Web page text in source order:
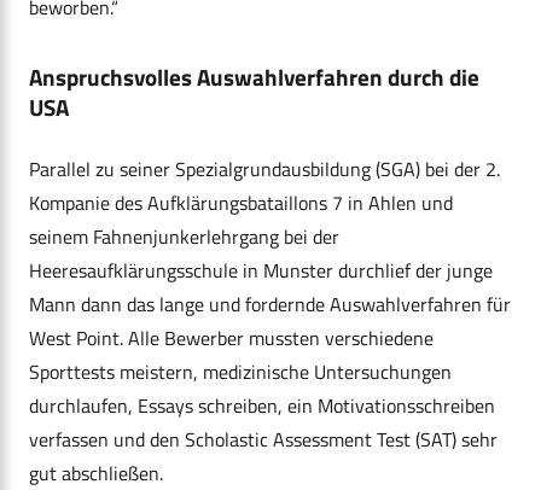
beworben.“
Anspruchsvolles Auswahlverfahren durch die
USA
Parallel zu seiner Spezialgrundausbildung (SGA) bei der 2.
Kompanie des Aufklärungsbataillons 7 in Ahlen und
seinem Fahnenjunkerlehrgang bei der
Heeresaufklärungsschule in Munster durchlief der junge
Mann dann das lange und fordernde Auswahlverfahren für
West Point. Alle Bewerber mussten verschiedene
Sporttests meistern, medizinische Untersuchungen
durchlaufen, Essays schreiben, ein Motivationsschreiben
verfassen und den Scholastic Assessment Test (SAT) sehr
gut abschließen.